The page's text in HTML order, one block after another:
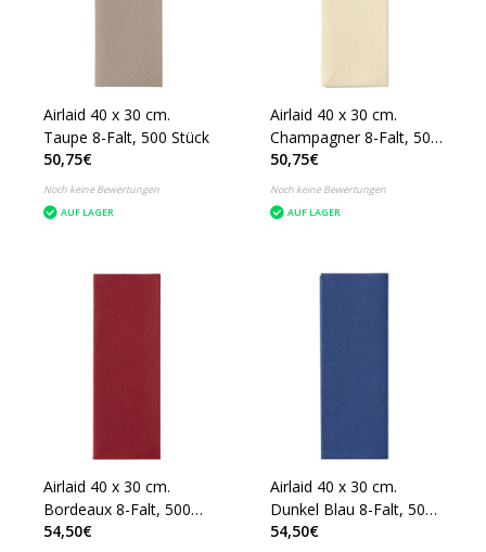
Airlaid 40 x 30 cm.
Taupe 8-Falt, 500 Stück
50,75€
Noch keine Bewertungen
AUF LAGER
Airlaid 40 x 30 cm.
Champagner 8-Falt, 500
Stück
50,75€
Noch keine Bewertungen
AUF LAGER
Airlaid 40 x 30 cm.
Bordeaux 8-Falt, 500
Stück
54,50€
Airlaid 40 x 30 cm.
Dunkel Blau 8-Falt, 500
Stück
54,50€